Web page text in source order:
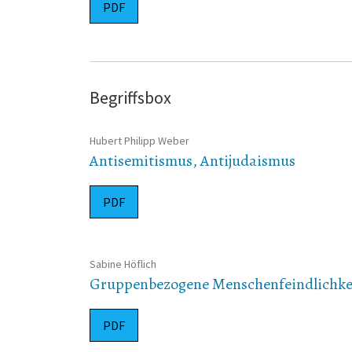
PDF
Begriffsbox
Hubert Philipp Weber
Antisemitismus, Antijudaismus
PDF
Sabine Höflich
Gruppenbezogene
PDF